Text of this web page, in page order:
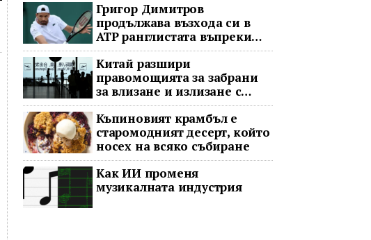
Григор Димитров
продължава възхода си в
ATP ранглистата въпреки
принудителната пауза
Китай разшири
правомощията за забрани
за влизане и излизане с
всеобхватни нови правила
Къпиновият крамбъл е
старомодният десерт, който
носех на всяко събиране
Как ИИ променя
музикалната индустрия